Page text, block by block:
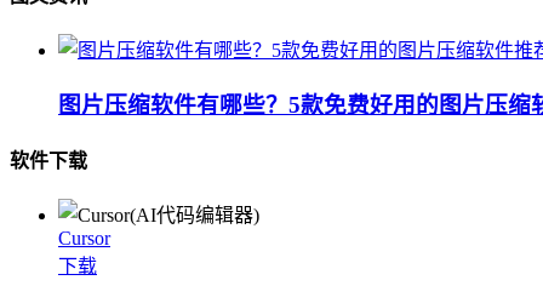
图片压缩软件有哪些？5款免费好用的图片压缩
软件下载
Cursor
下载